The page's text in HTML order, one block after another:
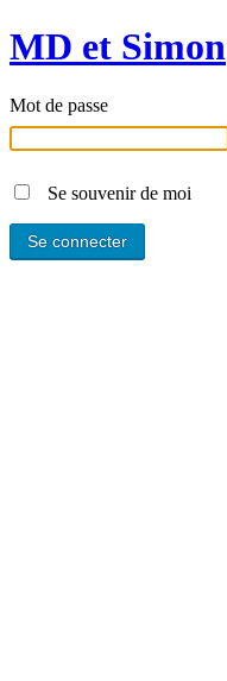
MD et Simon
Mot de passe
Se souvenir de moi